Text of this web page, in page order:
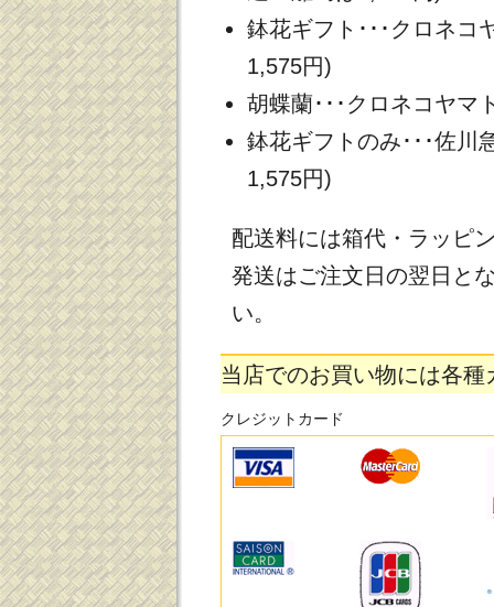
鉢花ギフト･･･クロネコ
1,575円)
胡蝶蘭･･･クロネコヤマ
鉢花ギフトのみ･･･佐川
1,575円)
配送料には箱代・ラッピ
発送はご注文日の翌日と
い。
当店でのお買い物には各
クレジットカード